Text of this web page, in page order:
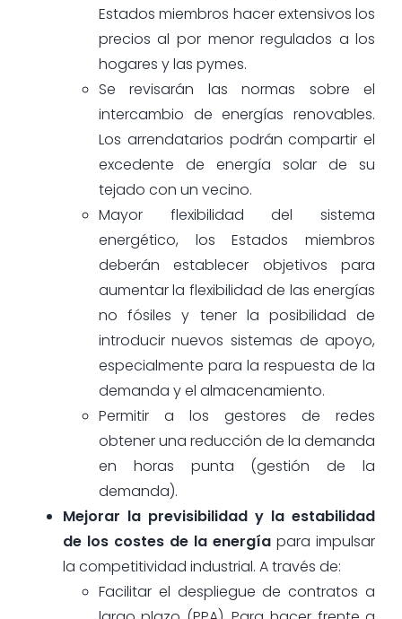
Estados miembros hacer extensivos los
precios al por menor regulados a los
hogares y las pymes.
Se revisarán las normas sobre el
intercambio de energías renovables.
Los arrendatarios podrán compartir el
excedente de energía solar de su
tejado con un vecino.
Mayor flexibilidad del sistema
energético, los Estados miembros
deberán establecer objetivos para
aumentar la flexibilidad de las energías
no fósiles y tener la posibilidad de
introducir nuevos sistemas de apoyo,
especialmente para la respuesta de la
demanda y el almacenamiento.
Permitir a los gestores de redes
obtener una reducción de la demanda
en horas punta (gestión de la
demanda).
Mejorar la previsibilidad y la estabilidad
de los costes de la energía para impulsar
la competitividad industrial. A través de:
Facilitar el despliegue de contratos a